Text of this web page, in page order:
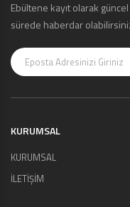
Ebültene kayıt olarak
sürede haberdar
KURUMSAL
KURUMSAL
İLETİŞİM